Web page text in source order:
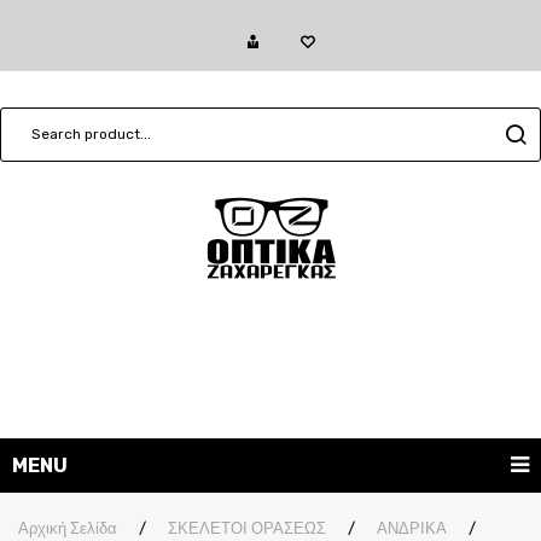
MENU
ΓΥΑΛΙΑ ΗΛΙΟΥ
Αρχική Σελίδα / ΣΚΕΛΕΤΟΙ ΟΡΑΣΕΩΣ / ΑΝΔΡΙΚΑ
/